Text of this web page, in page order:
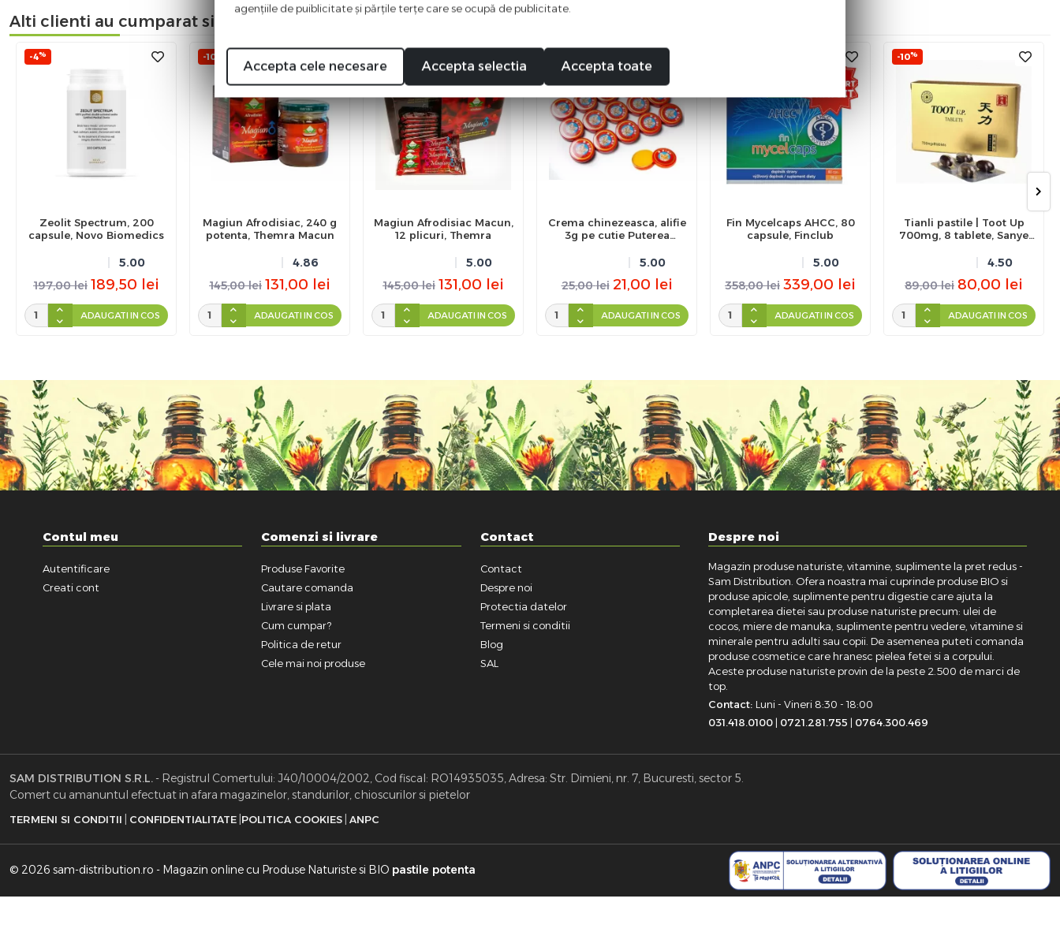
Alti clienti au cumparat si
-4%
Zeolit Spectrum, 200
capsule, Novo Biomedics
5.00
197,00 lei 189,50 lei
ADAUGATI IN COS
-10
Magiun Afrodisiac, 240 g
potenta, Themra Macun
4.86
145,00 lei 131,00 lei
ADAUGATI IN COS
Magiun Afrodisiac Macun,
12 plicuri, Themra
5.00
145,00 lei 131,00 lei
ADAUGATI IN COS
Crema chinezeasca, alifie
3g pe cutie Puterea
5.00
25,00 lei 21,00 lei
ADAUGATI IN COS
Fin Mycelcaps AHCC, 80
capsule, Finclub
5.00
358,00 lei 339,00 lei
ADAUGATI IN COS
-10%
Tianli pastile | Toot Up
700mg, 8 tablete, Sanye
4.50
89,00 lei 80,00 lei
ADAUGATI IN COS
Contul meu
Autentificare
Creati cont
Comenzi si livrare
Produse Favorite
Cautare comanda
Livrare si plata
Cum cumpar?
Politica de retur
Cele mai noi produse
Contact
Contact
Despre noi
Protectia datelor
Termeni si conditii
Blog
SAL
Despre noi
Magazin produse naturiste, vitamine, suplimente la pret redus -
Sam Distribution. Ofera noastra mai cuprinde produse BIO si
produse apicole, suplimente pentru digestie care ajuta la
completarea dietei sau produse naturiste precum: ulei de
cocos, miere de manuka, suplimente pentru vedere, vitamine si
minerale pentru adulti sau copii. De asemenea puteti comanda
produse cosmetice care hranesc pielea fetei si a corpului.
Aceste produse naturiste provin de la peste 2.500 de marci de
top.
Contact: Luni - Vineri 8:30 - 18:00
031.418.0100 | 0721.281.755 | 0764.300.469
SAM DISTRIBUTION S.R.L. - Registrul Comertului: J40/10004/2002, Cod fiscal: RO14935035, Adresa: Str. Dimieni, nr. 7, Bucuresti, sector 5.
Comert cu amanuntul efectuat in afara magazinelor, standurilor, chioscurilor si pietelor
TERMENI SI CONDITII CONFIDENTIALITATE POLITICA COOKIES ANPC
© 2026 sam-distribution.ro - Magazin online cu Produse Naturiste si BIO pastile potenta
agenţiile de puiblicitate şi părţile terţe care se ocupă de publicitate.
Accepta cele necesare Accepta selectia Accepta toate